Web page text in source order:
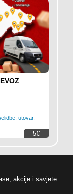
utovar,
5€
akcije i savjete